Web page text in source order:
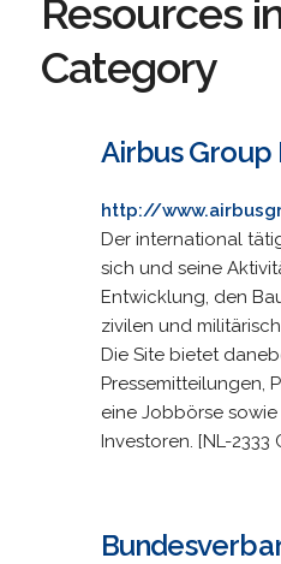
Resources
Category
Airbus Group
http://
Der international
sich und seine
Entwicklung, den
zivilen und
Die Site bietet
Pressemitteilungen,
eine Jobbörse
Investoren. [NL-2333